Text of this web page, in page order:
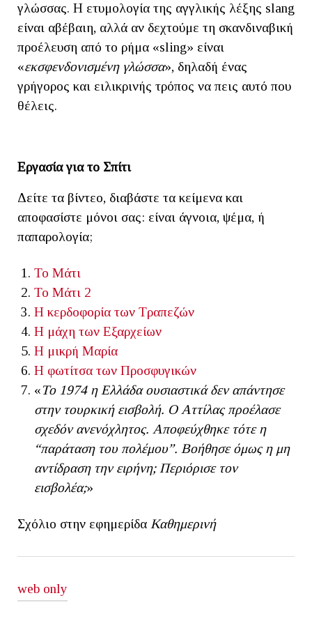
γλώσσας. Η ετυμολογία της αγγλικής λέξης slang
είναι αβέβαιη, αλλά αν δεχτούμε τη σκανδιναβική
προέλευση από το ρήμα «sling» είναι
«εκσφενδονισμένη γλώσσα», δηλαδή ένας
γρήγορος και ειλικρινής τρόπος να πεις αυτό που
θέλεις.
Εργασία για το Σπίτι
Δείτε τα βίντεο, διαβάστε τα κείμενα και
αποφασίστε μόνοι σας: είναι άγνοια, ψέμα, ή
παπαρολογία;
Το Μάτι
Το Μάτι 2
Η κερδοφορία των Τραπεζών
Η μάχη των Εξαρχείων
Η μικρή Μαρία
Η φωτίτσα των Προσφυγικών
«Το 1974 η Ελλάδα ουσιαστικά δεν απάντησε
στην τουρκική εισβολή. Ο Αττίλας προέλασε
σχεδόν ανενόχλητος. Αποφεύχθηκε τότε η
“παράταση του πολέμου”. Βοήθησε όμως η μη
αντίδραση την ειρήνη; Περιόρισε τον
εισβολέα;»
Σχόλιο στην εφημερίδα Καθημερινή
web only